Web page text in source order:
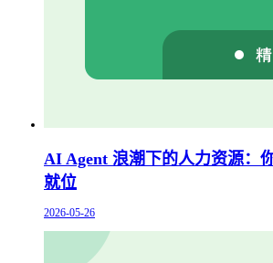
AI Agent 浪潮下的人力资源：
就位
2026-05-26